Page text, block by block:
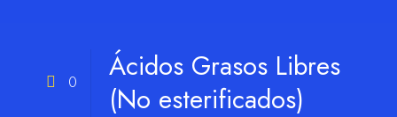
0
Ácidos Grasos Libres
(No esterificados)